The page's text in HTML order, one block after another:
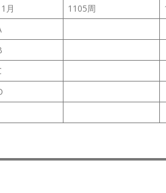
月 1105周